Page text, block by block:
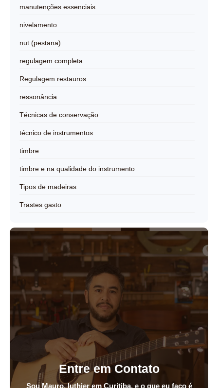
manutenções essenciais
nivelamento
nut (pestana)
regulagem completa
Regulagem restauros
ressonância
Técnicas de conservação
técnico de instrumentos
timbre
timbre e na qualidade do instrumento
Tipos de madeiras
Trastes gasto
Entre em Contato
Sou Mauro, luthier em Curitiba, e o que eu faço é